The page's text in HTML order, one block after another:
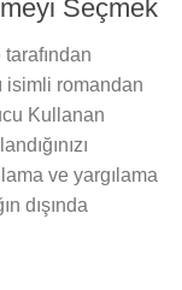
Seçmek
isimli romandan
Kullanan
ve yargılama
dışında